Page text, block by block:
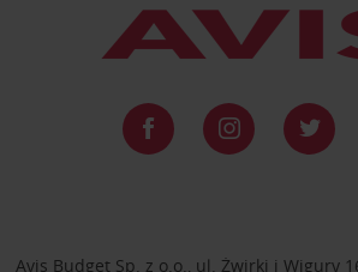
Avis Budget Sp. z o.o., ul. Żwirki i Wigury